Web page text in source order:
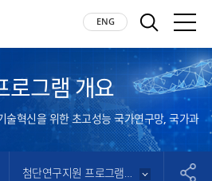
ENGLISH
검색 모바
로그램 개요
술혁신을 위한 초고성능 국가연구망, 국가과
첨단연구지원 프로그램 개요